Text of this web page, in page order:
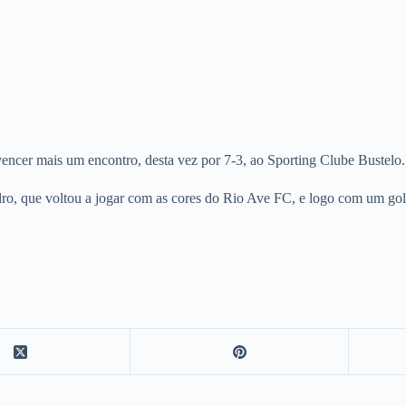
um encontro, desta vez por 7-3, ao Sporting Clube Bustelo.
que voltou a jogar com as cores do Rio Ave FC, e logo com um